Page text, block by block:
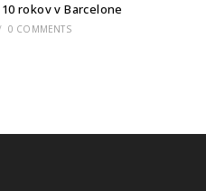
rokov v Barcelone
0 COMMENTS